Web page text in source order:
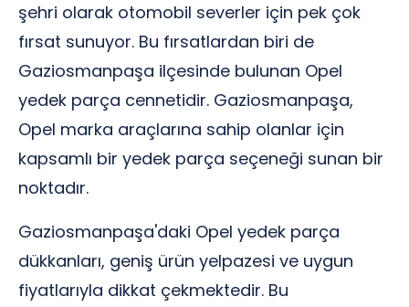
şehri olarak otomobil severler için pek çok
fırsat sunuyor. Bu fırsatlardan biri de
Gaziosmanpaşa ilçesinde bulunan Opel
yedek parça cennetidir. Gaziosmanpaşa,
Opel marka araçlarına sahip olanlar için
kapsamlı bir yedek parça seçeneği sunan bir
noktadır.
Gaziosmanpaşa'daki Opel yedek parça
dükkanları, geniş ürün yelpazesi ve uygun
fiyatlarıyla dikkat çekmektedir. Bu